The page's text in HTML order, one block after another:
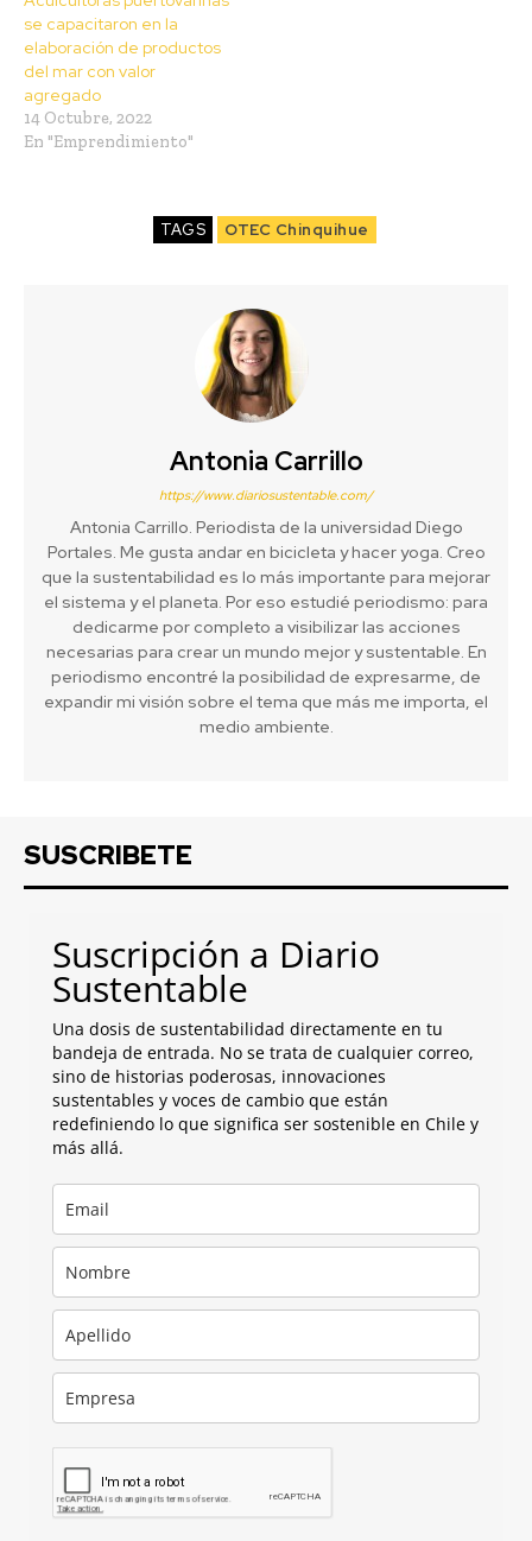
se capacitaron en la
elaboración de productos
del mar con valor
agregado
14 Octubre, 2022
En "Emprendimiento"
TAGS OTEC Chinquihue
Antonia Carrillo
https://www.diariosustentable.com/
Antonia Carrillo. Periodista de la universidad Diego
Portales. Me gusta andar en bicicleta y hacer yoga. Creo
que la sustentabilidad es lo más importante para mejorar
el sistema y el planeta. Por eso estudié periodismo: para
dedicarme por completo a visibilizar las acciones
necesarias para crear un mundo mejor y sustentable. En
periodismo encontré la posibilidad de expresarme, de
expandir mi visión sobre el tema que más me importa, el
medio ambiente.
SUSCRIBETE
Suscripción a Diario
Sustentable
Una dosis de sustentabilidad directamente en tu
bandeja de entrada. No se trata de cualquier correo,
sino de historias poderosas, innovaciones
sustentables y voces de cambio que están
redefiniendo lo que significa ser sostenible en Chile y
más allá.